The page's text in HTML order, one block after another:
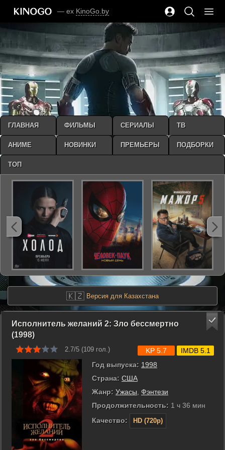
— ex KinoGo.by
🇰🇿 Версия для Казахстана
Исполнитель желаний 2: Зло бессмертно
(1998)
2.7/5 (109 гол.)
Год выпуска: 1998
Страна: США
Жанр: Ужасы Фэнтези
Продолжительность: 1 ч 36 мин
Качество:
HD (720p)
KP 5.7 IMDB 5.1
ГЛАВНАЯ ФИЛЬМЫ СЕРИАЛЫ ТВ
АНИМЕ НОВИНКИ ПРЕМЬЕРЫ ПОДБОРКИ
ТОП